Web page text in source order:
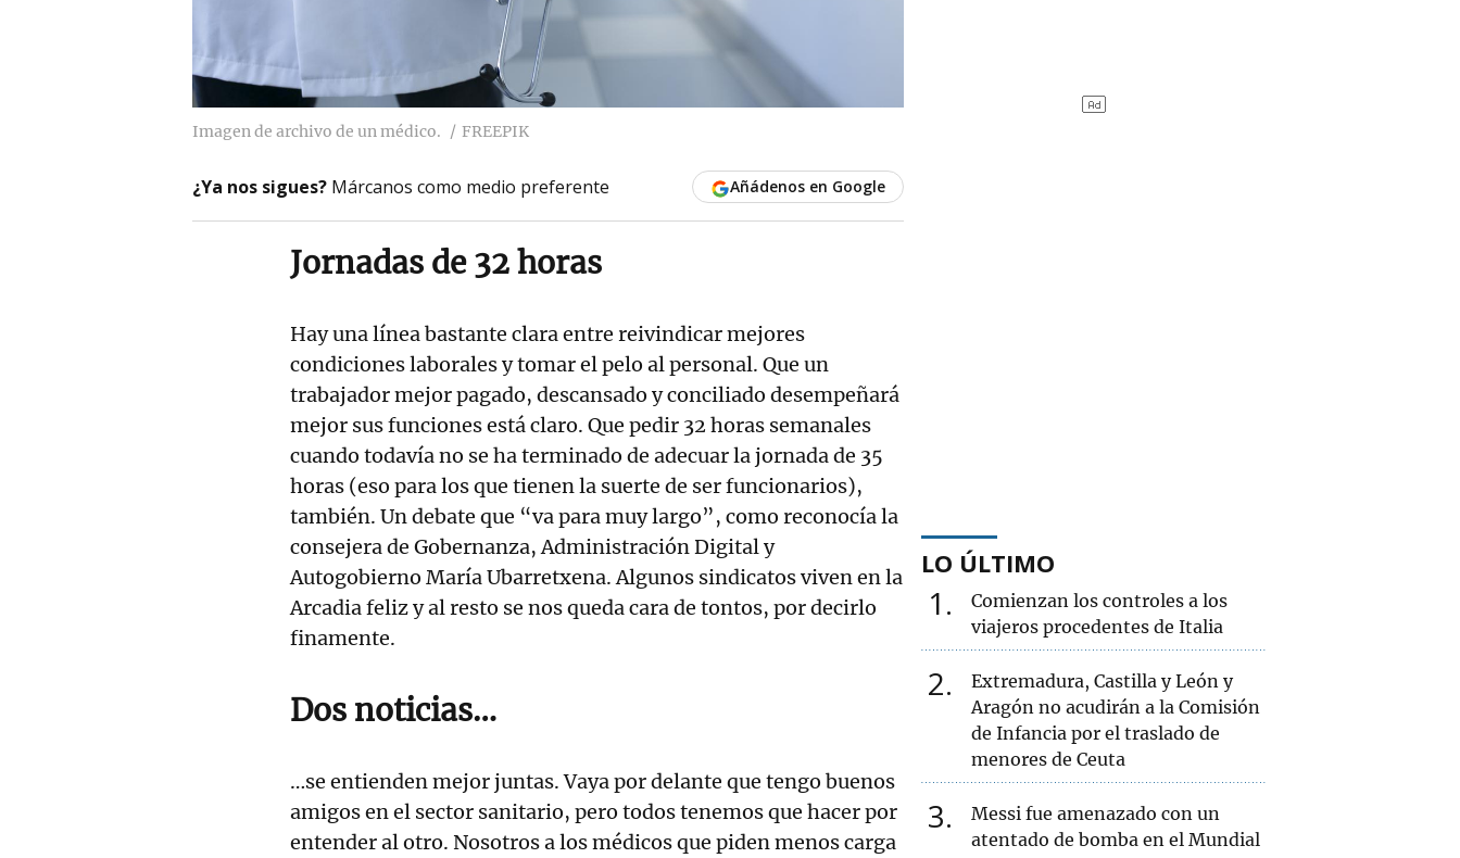
Imagen de archivo de un médico. FREEPIK
¿Ya nos sigues? Márcanos como medio preferente Añádenos en Google
Jornadas de 32 horas
Hay una línea bastante clara entre reivindicar mejores
condiciones laborales y tomar el pelo al personal. Que un
trabajador mejor pagado, descansado y conciliado desempeñará
mejor sus funciones está claro. Que pedir 32 horas semanales
cuando todavía no se ha terminado de adecuar la jornada de 35
horas (eso para los que tienen la suerte de ser funcionarios),
también. Un debate que “va para muy largo”, como reconocía la
consejera de Gobernanza, Administración Digital y
Autogobierno María Ubarretxena. Algunos sindicatos viven en la
Arcadia feliz y al resto se nos queda cara de tontos, por decirlo
finamente.
Dos noticias…
…se entienden mejor juntas. Vaya por delante que tengo buenos
amigos en el sector sanitario, pero todos tenemos que hacer por
entender al otro. Nosotros a los médicos que piden menos carga
LO ÚLTIMO
1
Comienzan los controles a los
viajeros procedentes de Italia
2
Extremadura, Castilla y León y
Aragón no acudirán a la Comisión
de Infancia por el traslado de
menores de Ceuta
3
Messi fue amenazado con un
atentado de bomba en el Mundial